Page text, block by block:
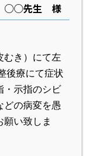
○○先生 様
むき）にて左
後療にて症状
・示指のシビ
どの病変を愚
い致しま